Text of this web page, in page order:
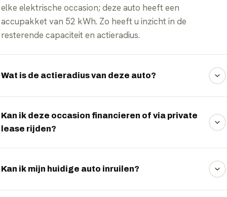
elke elektrische occasion; deze auto heeft een
accupakket van 52 kWh. Zo heeft u inzicht in de
resterende capaciteit en actieradius.
Wat is de actieradius van deze auto?
met rijstijl, snelheid, buitentemperatuur en belading.
Kan ik deze occasion financieren of via private
lease rijden?
private lease rijden. Wij vergelijken vrijblijvend de
Kan ik mijn huidige auto inruilen?